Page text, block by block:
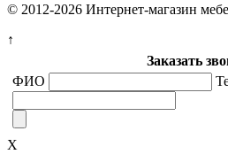
© 2012-2026 Интернет-магазин
↑
Заказать
ФИО
X